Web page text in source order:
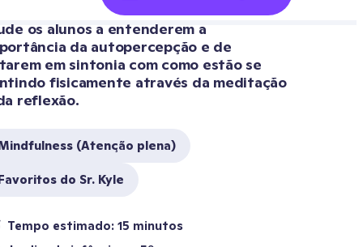
os alunos a entenderem a
da autopercepção e de
em sintonia com como estão se
fisicamente através da meditação
reflexão.
(Atenção plena)
do Sr. Kyle
Tempo estimado: 15 minutos